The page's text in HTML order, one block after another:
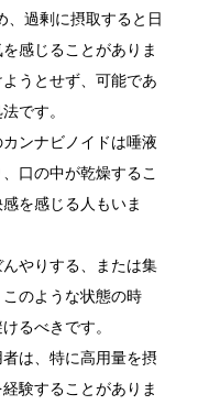
過剰に摂取すると日
感じることがありま
うとせず、可能であ
です。
ンナビノイドは唾液
口の中が乾燥するこ
を感じる人もいま
やりする、または集
のような状態の時
るべきです。
は、特に高用量を摂
験することがありま